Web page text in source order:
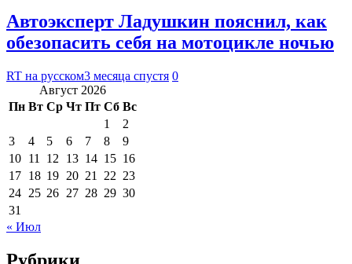
Автоэксперт Ладушкин пояснил, как
обезопасить себя на мотоцикле ночью
RT на русском3 месяца спустя 0
Август 2026
Пн Вт Ср Чт Пт Сб Вс
1
2
3
4 5 6 7 8
9
10 11 12 13 14 15 16
17 18 19 20 21 22 23
24 25 26 27 28 29 30
31
« Июл
Рубрики